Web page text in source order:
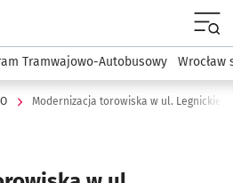
podserwis:
Tramwajowo-Autobusowy Wrocław